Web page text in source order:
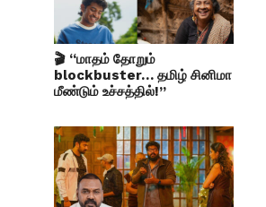
🎬 “மாதம் தோறும்
blockbuster… தமிழ் சினிமா
மீண்டும் உச்சத்தில்!”